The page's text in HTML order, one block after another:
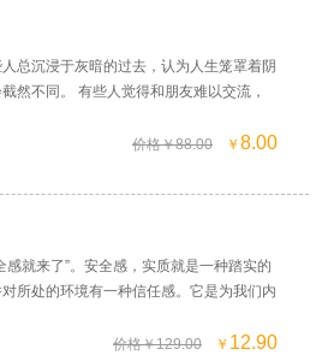
总沉浸于灰暗的过去，认为人生笼罩着阴
然不同。 有些人觉得和朋友难以交流，
价格￥88.00 ￥ 8.00
就来了”。安全感，实质就是一种踏实的
所处的环境有一种信任感。它是为我们内
价格￥129.00 ￥ 12.90